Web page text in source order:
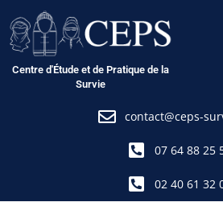
au
contenu
Centre d'Étude et de Pratique de la
Survie
contact@ceps-
07 64 88 25
02 40 61 32